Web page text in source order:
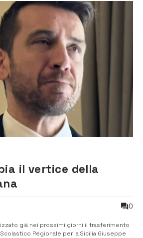
il vertice della
0
già nei prossimi giorni il trasferimento
Regionale per la Sicilia Giuseppe